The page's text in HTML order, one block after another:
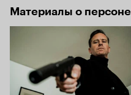
Материалы о персоне